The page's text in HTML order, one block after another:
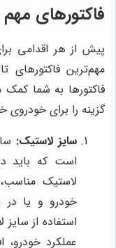
فاکتورهای
پیش از هر اقدامی
مهم‌ترین فاکتورهای
فاکتورها به شما کمک
گزینه را برای خودروی
سایز لاستیک:
است که باید
لاستیک
خودرو و یا در
استفاده از
عملکرد